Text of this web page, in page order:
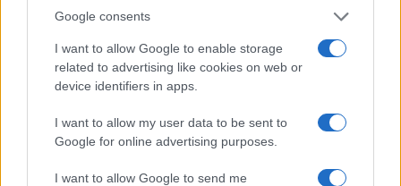
Google consents
I want to allow Google to enable storage
related to advertising like cookies on web or
device identifiers in apps.
I want to allow my user data to be sent to
Google for online advertising purposes.
I want to allow Google to send me